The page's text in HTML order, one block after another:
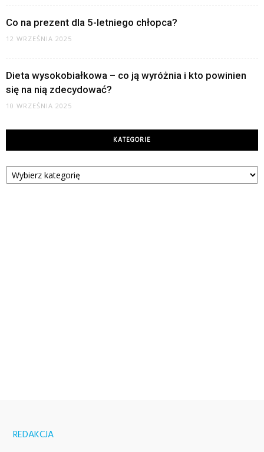
Co na prezent dla 5-letniego chłopca?
12 WRZEŚNIA 2025
Dieta wysokobiałkowa – co ją wyróżnia i kto powinien
się na nią zdecydować?
10 WRZEŚNIA 2025
KATEGORIE
Kategorie
REDAKCJA